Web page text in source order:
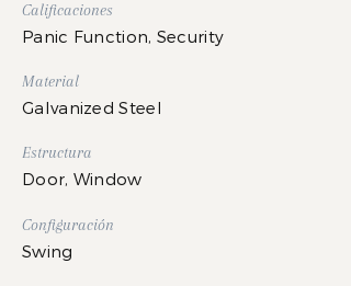
Calificaciones
Panic Function, Security
Material
Galvanized Steel
Estructura
Door, Window
Configuración
Swing